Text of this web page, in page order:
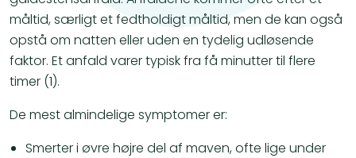
måltid, særligt et fedtholdigt måltid, men de kan også
opstå om natten eller uden en tydelig udløsende
faktor. Et anfald varer typisk fra få minutter til flere
timer (1).
De mest almindelige symptomer er:
Smerter i øvre højre del af maven, ofte lige under